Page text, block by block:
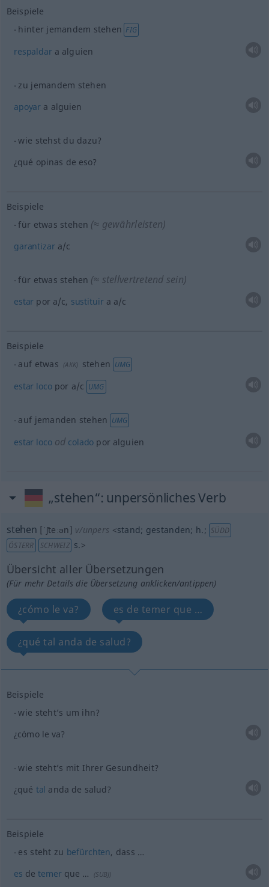
Beispiele
hinter jemandem stehen FIG
respaldara alguien
zu jemandem stehen
apoyar a alguien
wie stehst du dazu?
¿qué opinas de eso?
Beispiele
für etwas stehen (≈ gewährleisten)
garantizara/c
für etwas stehen (≈ stellvertretend sein)
estar pora/c, sustituira a/c
Beispiele
auf etwas (AKK) stehen UMG
estar locopor a/c UMG
auf jemanden stehen UMG
estar locood colado poralguien
„stehen“: unpersönliches Verb
stehen [ˈʃteːən] v/unpers <stand; gestanden; h.; SÜDD
ÖSTERR
SCHWEIZ s.>
Übersicht aller Übersetzungen
(Für mehr Details die Übersetzung anklicken/antippen)
¿cómo le va? es de temer que …
¿qué tal anda de salud?
Beispiele
wie steht’s um ihn?
¿cómo le va?
wie steht’s mit Ihrer Gesundheit?
¿qué tal anda de salud?
Beispiele
es steht zu befürchten, dass …
es detemerque … (SUBJ)